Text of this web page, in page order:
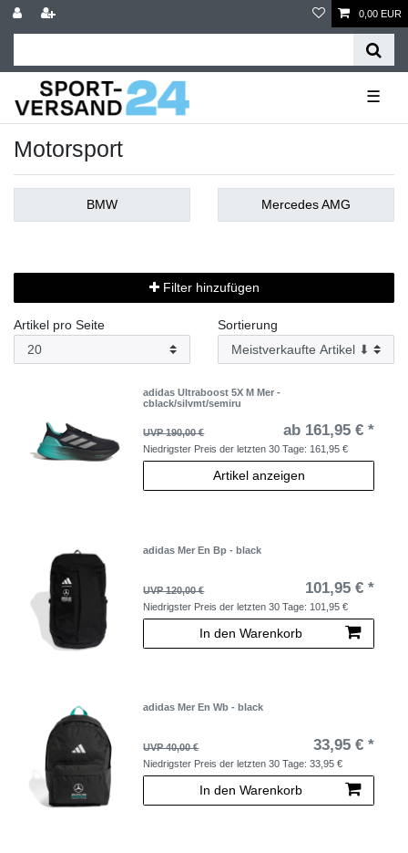
0,00 EUR
☰
Motorsport
BMW Mercedes AMG
Filter hinzufügen
Artikel pro Seite Sortierung
adidas Ultraboost 5X M Mer -
cblack/silvmt/semiru
UVP 190,00 € ab 161,95 € *
Niedrigster Preis der letzten 30 Tage: 161,95 €
Artikel anzeigen
adidas Mer En Bp - black
UVP 120,00 € 101,95 € *
Niedrigster Preis der letzten 30 Tage: 101,95 €
In den Warenkorb
adidas Mer En Wb - black
UVP 40,00 € 33,95 € *
Niedrigster Preis der letzten 30 Tage:33,95 €
In den Warenkorb